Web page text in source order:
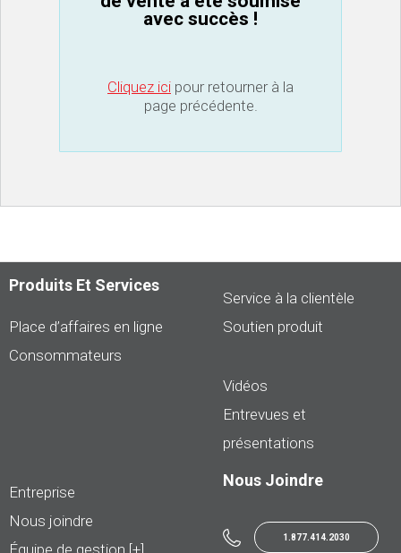
avec succès !
Cliquez ici pour retourner à la
page précédente.
Produits Et Services
Place d’affaires en ligne
Consommateurs
Service à la clientèle
Soutien produit
Vidéos
Entrevues et
présentations
Entreprise
Nous joindre
Nous Joindre
1.877.414.2030